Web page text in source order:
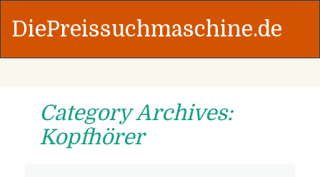
DiePreissuchmaschine.de
Category Archives:
Kopfhörer